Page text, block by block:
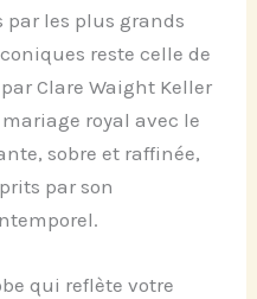
par les plus grands
reste celle de
Clare Waight Keller
royal avec le
sobre et raffinée,
par son
qui reflète votre